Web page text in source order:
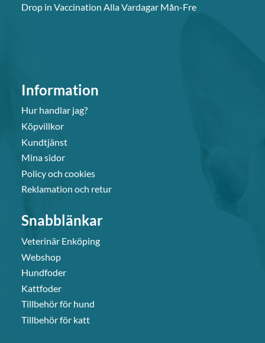
Drop in Vaccination Alla Vardagar Mån-Fre
Information
Hur handlar jag?
Köpvillkor
Kundtjänst
Mina sidor
Policy och cookies
Reklamation och retur
Snabblänkar
Veterinär Enköping
Webshop
Hundfoder
Kattfoder
Tillbehör för hund
Tillbehör för katt